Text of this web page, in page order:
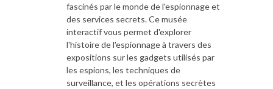
fascinés par le monde de l'espionnage et
des services secrets. Ce musée
interactif vous permet d'explorer
l'histoire de l'espionnage à travers des
expositions sur les gadgets utilisés par
les espions, les techniques de
surveillance, et les opérations secrètes